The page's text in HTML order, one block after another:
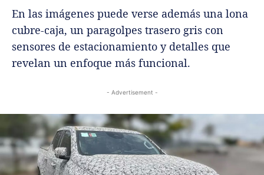
En las imágenes puede verse además una lona
cubre-caja, un paragolpes trasero gris con
sensores de estacionamiento y detalles que
revelan un enfoque más funcional.
- Advertisement -